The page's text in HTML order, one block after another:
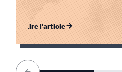
Lire l'article